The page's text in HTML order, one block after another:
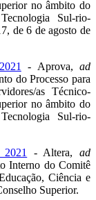
no âmbito do
Sul-rio-
de 6 de agosto de
- Aprova, ad
do Processo para
as Técnico-
no âmbito do
Sul-rio-
- Altera,ad
Interno do Comitê
Ciência e
Superior.